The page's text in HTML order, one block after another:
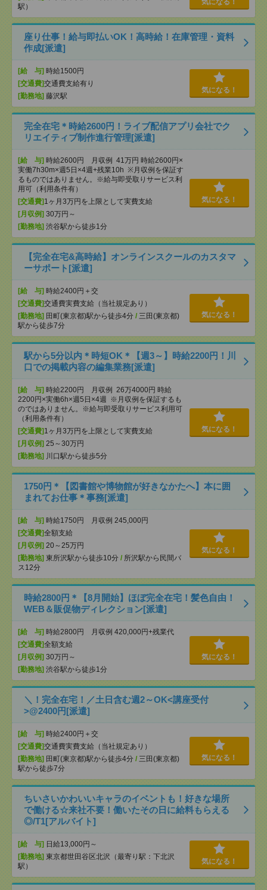
駅）
座り仕事！給与即払いOK！高時給！在庫管理・資料
作成[派遣]
[給 与] 時給1500円
[交通費]交通費支給有り
[勤務地] 藤沢駅
気になる！
完全在宅＊時給2600円！ライブ配信アプリ会社でク
リエイティブ制作進行管理[派遣]
[給 与] 時給2600円 月収例 41万円 時給2600円×
実働7h30m×週5日×4週+残業10h ※月収例を保証す
るものではありません。※給与即受取りサービス利
用可（利用条件有）
[交通費]1ヶ月3万円を上限として実費支給
[月収例] 30万円～
[勤務地] 渋谷駅から徒歩1分
気になる！
【完全在宅&高時給】オンラインスクールのカスタマ
ーサポート[派遣]
[給 与] 時給2400円＋交
[交通費]交通費実費支給（当社規定あり）
[勤務地] 田町(東京都)駅から徒歩4分 / 三田(東京都)
駅から徒歩7分
気になる！
駅から5分以内＊時短OK＊【週3～】時給2200円！川
口での掲載内容の編集業務[派遣]
[給 与] 時給2200円 月収例 26万4000円 時給
2200円×実働6h×週5日×4週 ※月収例を保証するも
のではありません。※給与即受取りサービス利用可
（利用条件有）
[交通費]1ヶ月3万円を上限として実費支給
[月収例] 25～30万円
[勤務地] 川口駅から徒歩5分
気になる！
1750円＊【図書館や博物館が好きなかたへ】本に囲
まれてお仕事＊事務[派遣]
[給 与] 時給1750円 月収例 245,000円
[交通費]全額支給
[月収例] 20～25万円
[勤務地] 東所沢駅から徒歩10分 / 所沢駅から民間バ
ス12分
気になる！
時給2800円＊【8月開始】ほぼ完全在宅！髪色自由！
WEB＆販促物ディレクション[派遣]
[給 与] 時給2800円 月収例 420,000円+残業代
[交通費]全額支給
[月収例] 30万円～
[勤務地] 渋谷駅から徒歩1分
気になる！
＼！完全在宅！／土日含む週2～OK<講座受付
>@2400円[派遣]
[給 与] 時給2400円＋交
[交通費]交通費実費支給（当社規定あり）
[勤務地] 田町(東京都)駅から徒歩4分 / 三田(東京都)
駅から徒歩7分
気になる！
ちいさいかわいいキャラのイベントも！好きな場所
で働ける☆来社不要！働いたその日に給料もらえる
◎/T1[アルバイト]
[給 与] 日給13,000円～
[勤務地] 東京都世田谷区北沢（最寄り駅：下北沢
駅）
気になる！